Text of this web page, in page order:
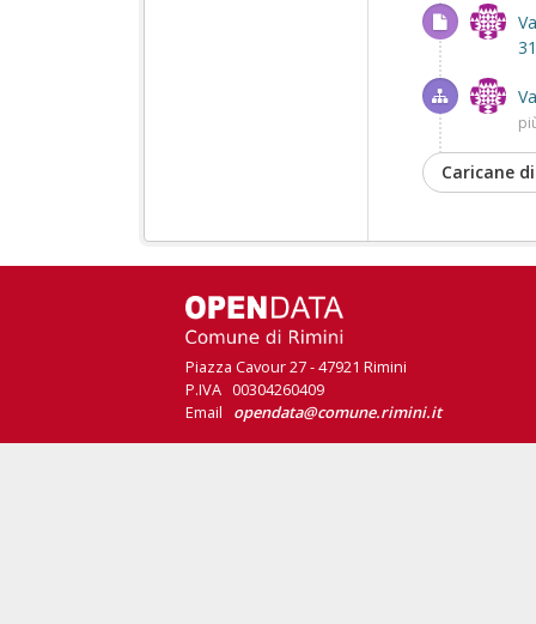
Caricane
Piazza Cavour 27 - 47921 Rimini
P.IVA 00304260409
Email opendata@comune.rimini.it